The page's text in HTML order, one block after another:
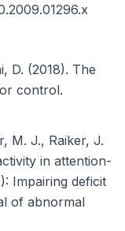
D. (2018). The
control.
M. J., Raiker, J.
in attention-
Impairing deficit
of abnormal